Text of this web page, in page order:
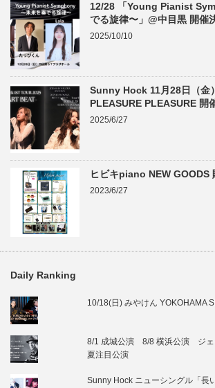
12/28 「Young Pianist
でる旋律〜」@中目黒 開催
2025/10/10
Sunny Hock 11月28日（金
PLEASURE PLEASURE 開
2025/6/27
ヒビキpiano NEW GOODS
2023/6/27
Daily Ranking
10/18(日) みやけん YOKOHAMA
8/1 成城公演 8/8 横浜公演 ジェ
夏注目公演
Sunny Hock ニューシングル「長